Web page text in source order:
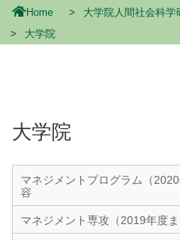
Home
大学院人間社会科学
大学院
大学院
マネジメントプログラム（
容
マネジメント専攻（2019年度